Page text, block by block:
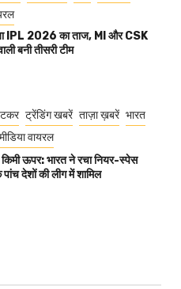
IPL 2026 का ताज, MI और CSK
बनी तीसरी टीम
ट्रेंडिंग खबरें ताज़ा ख़बरें भारत
वायरल
ऊपर: भारत ने रचा नियर-स्पेस
देशों की लीग में शामिल